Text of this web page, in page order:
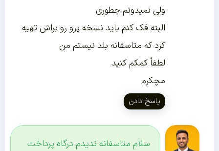
ولی نمیدونم چطوری
البته فک کنم باید نسخه پرو رو براش تهیه
کرد که متاسفانه بلد نیستم من
لطفاً کمکم کنید
مچکرم
پاسخ دادن
سلام متاسفانه ندیدم درگاه پرداخت